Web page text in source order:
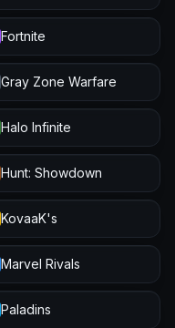
Fortnite
Gray Zone Warfare
Halo Infinite
Hunt: Showdown
KovaaK's
Marvel Rivals
Paladins